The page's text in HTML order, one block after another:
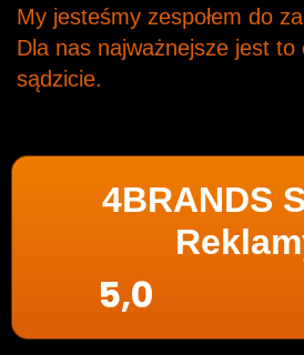
My jesteśmy zespołem do
Dla nas najważnejsze jest
sądzicie.
4BRANDS
5,0